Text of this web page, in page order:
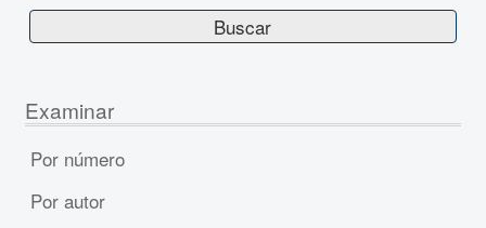
Examinar
Por número
Por autor